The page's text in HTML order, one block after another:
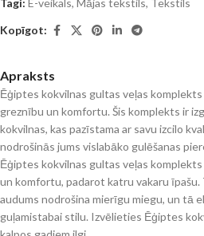
Kopīgot:
Apraksts
Ēģiptes kokvilnas gultas veļas
greznību un komfortu. Šis komplekts ir
kokvilnas, kas pazīstama ar savu izcilo
nodrošinās jums vislabāko gulēšanas
Ēģiptes kokvilnas gultas veļas
un komfortu, padarot katru vakaru
audums nodrošina mierīgu miegu, un tā
guļamistabai stilu. Izvēlieties Ēģiptes